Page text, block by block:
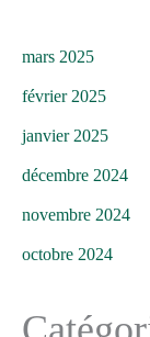
mars 2025
février 2025
janvier 2025
décembre 2024
novembre 2024
octobre 2024